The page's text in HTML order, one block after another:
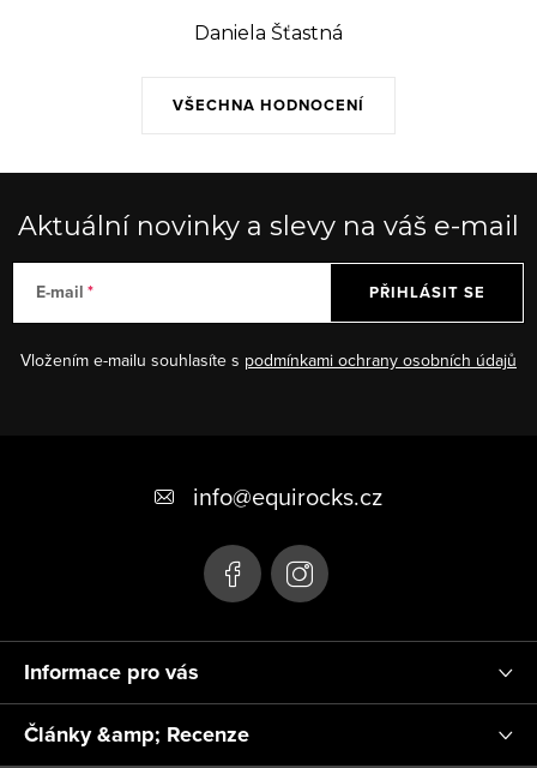
VŠECHNA HODNOCENÍ
Daniela Šťastná
Aktuální novinky a slevy na váš e-mail
E-mail
Vložením e-mailu souhlasíte s podmínkami ochrany osobních údajů
PŘIHLÁSIT SE
í
info@equirocks.cz
Informace pro vás
Články &amp; Recenze